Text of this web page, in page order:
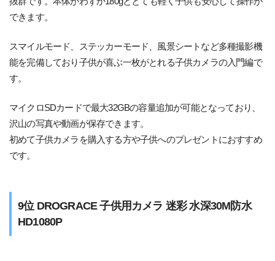
できます。
スマイルモード、ステッカーモード、風景シートなど多種撮影機
能を完備しており子供が喜ぶ一枚がとれる子供カメラの入門編で
す。
マイクロSDカードで最大32GBの容量追加が可能となっており、
沢山の写真や動画が保存できます。
初めて子供カメラを購入する方や子供へのプレゼントにおすすめ
です。
9位 DROGRACE 子供用カメラ 迷彩 水深30M防水
HD1080P